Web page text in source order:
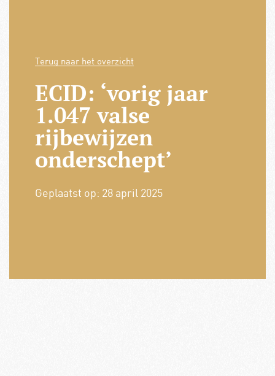
Terug naar het overzicht
ECID: ‘vorig jaar
1.047 valse
rijbewijzen
onderschept’
Geplaatst op: 28 april 2025